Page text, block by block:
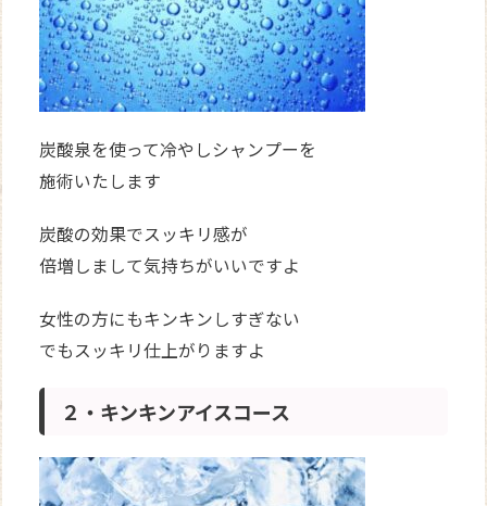
炭酸泉を使って冷やしシャンプーを
施術いたします
炭酸の効果でスッキリ感が
倍増しまして気持ちがいいですよ
女性の方にもキンキンしすぎない
でもスッキリ仕上がりますよ
２・キンキンアイスコース